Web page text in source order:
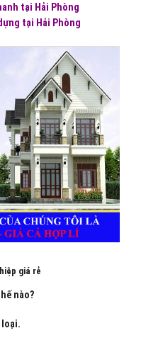
tại Hải Phòng
tại Hải Phòng
giá rẻ
nào?
loại.